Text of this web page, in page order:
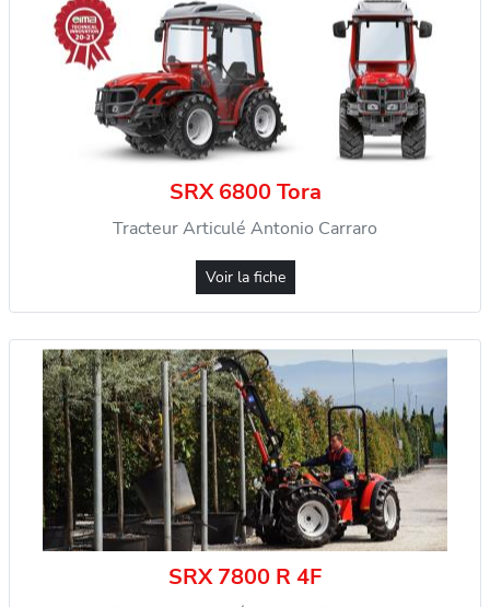
SRX 6800 Tora
Tracteur Articulé Antonio Carraro
Voir la fiche
SRX 7800 R 4F